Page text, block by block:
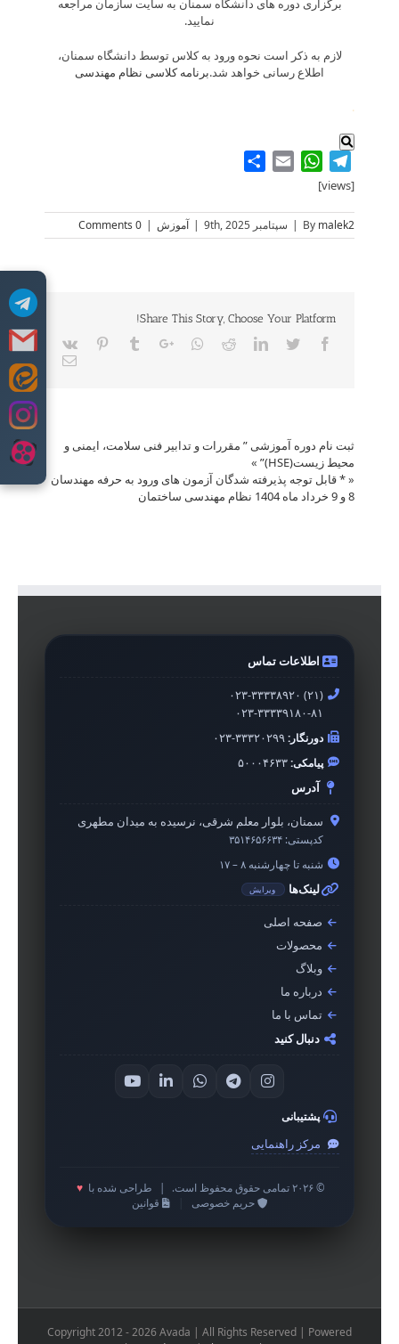
برگزاری دوره های دانشگاه سمنان به سایت سازمان مراجعه
نمایید.
لازم به ذکر است نحوه ورود به کلاس توسط دانشگاه سمنان،
اطلاع رسانی خواهد شد.برنامه کلاسی نظام مهندسی
.
Telegram
WhatsApp
Email
[views]
By malek2
| سپتامبر 9th, 2025 | آموزش |
0 Comments
Share This Story, Choose Your Platform!
Facebook
Twitter
LinkedIn
Reddit
Whatsapp
Google+
Tumblr
Pinterest
Vk
Email
ثبت نام دوره آموزشی ” مقررات و تدابیر فنی سلامت، ایمنی و
محیط زیست(HSE)”
»
«* قابل توجه پذیرفته شدگان آزمون های ورود به حرفه مهندسان
8 و 9 خرداد ماه 1404 نظام مهندسی ساختمان
اطلاعات تماس
۰۲۳-۳۳۳۳۸۹۲۰ (۲۱)
۰۲۳-۳۳۳۳۹۱۸۰-۸۱
دورنگار:۰۲۳-۳۳۳۲۰۲۹۹
پیامکی:۵۰۰۰۴۶۳۳
آدرس
سمنان، بلوار معلم شرقی، نرسیده به میدان مطهری
کدپستی: ۳۵۱۴۶۵۶۶۳۴
شنبه تا چهارشنبه ۸ – ۱۷
لینک‌ها ویرایش
صفحه اصلی
محصولات
وبلاگ
درباره ما
تماس با ما
دنبال کنید
پشتیبانی
مرکز راهنمایی
© ۲۰۲۶ تمامی حقوق محفوظ است. طراحی شده با ♥
حریم خصوصی
قوانین
Copyright 2012 - 2026 Avada | All Rights Reserved | Powered